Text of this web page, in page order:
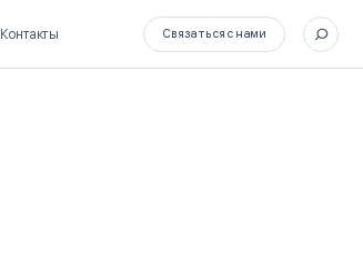
Контакты Связаться с нами